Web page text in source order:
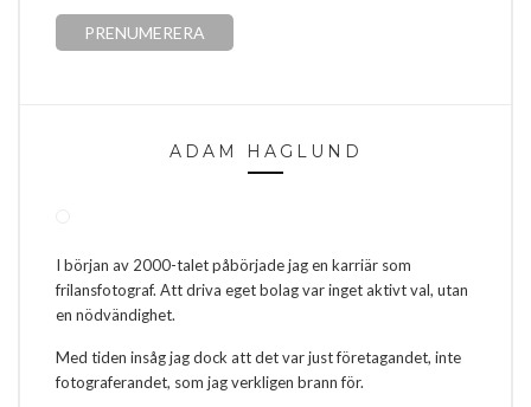
ADAM HAGLUND
I början av 2000-talet påbörjade jag en karriär som
frilansfotograf. Att driva eget bolag var inget aktivt val, utan
en nödvändighet.
Med tiden insåg jag dock att det var just företagandet, inte
fotograferandet, som jag verkligen brann för.